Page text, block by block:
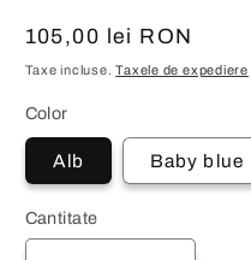
Preț
obișnuit
105,00 lei RON
Taxe incluse.Taxele de expediere
Color
Alb Baby blue
Cantitate